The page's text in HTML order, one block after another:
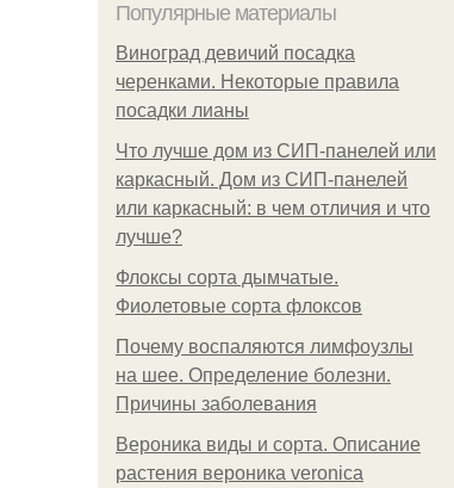
Популярные материалы
Виноград девичий посадка
черенками. Некоторые правила
посадки лианы
Что лучше дом из СИП-панелей или
каркасный. Дом из СИП-панелей
или каркасный: в чем отличия и что
лучше?
Флоксы сорта дымчатые.
Фиолетовые сорта флоксов
Почему воспаляются лимфоузлы
на шее. Определение болезни.
Причины заболевания
Вероника виды и сорта. Описание
растения вероника veronica